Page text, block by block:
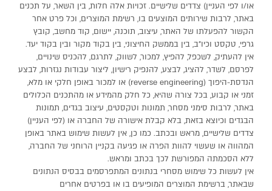
או/ו לפי העניין) צדדים שלישיים. זכויות אלה חלות, בין השאר, על תכנים
באתר, לרבות שירותים המוצעים בו, רשימת המוצרים, וכל פרט אחר
הקשור להפעלתו של האתר, עיצוב, תוכנה, יישום, קוד מחשב, קובץ
גרפי, טקסט וכיו"ב, בין בממשק החיצוני, בין בקוד מקור ובין בקוד יעד.
אין להעתיק, לשכפל, להפיץ, למכור, לשווק, לתרגם, להכניס שינויים,
לפרסם, לשדר, להציג, לבצע, להנפיק רישיון, ליצור עבודות נגזרות, לבצע
הנדסת-היפוך (reverse engineering) או למכור באופן חלקי או מלא,
זמני או קבוע, בכל צורה שהיא, כל חלק מהמידע או מהתכנים הכלולים
באתר, לרבות סימני מסחר, תמונות וטקסטים, עיצוב בגדים, תמונות
הבגדים וכיוצא בזאת, בלא קבלת אישורה של החברה או (לפי העניין)
צדדים שלישיים, מראש ובכתב. כמו כן, אין לעשות שימוש באתר באופן
המהווה או שעשוי להוות הפרה או פגיעה בקניין הרוחני של החברה,
ללא הסכמתה המפורשת לכך בכתב ומראש.
אין לעשות כל שימוש מסחרי בנתונים המתפרסמים בבסיס הנתונים
שבאתר, ברשימת המוצרים המופיעים בו או בפרטים אחרים